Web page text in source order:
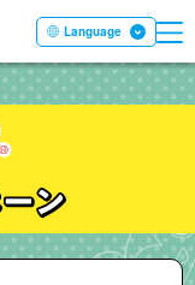
Language